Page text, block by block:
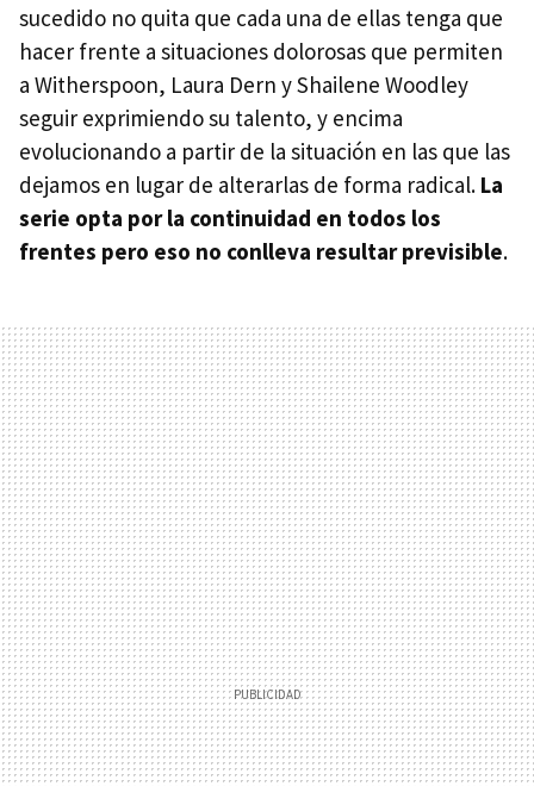
sucedido no quita que cada una de ellas tenga que
hacer frente a situaciones dolorosas que permiten
a Witherspoon, Laura Dern y Shailene Woodley
seguir exprimiendo su talento, y encima
evolucionando a partir de la situación en las que las
dejamos en lugar de alterarlas de forma radical. La
serie opta por la continuidad en todos los
frentes pero eso no conlleva resultar previsible.